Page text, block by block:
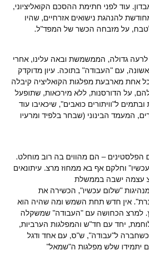
עוד לפני חתימת ההסכם הקואליציוני,
להנהגת נישואים אזרחיים, שהיו
על מזבחה הכשר של המפד"ל.
לרעה גדולה, הממשמשת ובאה עלינו, אחרי
עם "העבודה" בתוכה. עיון מדוקדק
אחת מארבעת מפלגות הקואליציה קיבלה
על הדורסנות, ללא מירכאות, שתופעל
ל"וויתורים כואבים", שיכאיבו עוד
המעמד הבינוני (שבחר בלפיד ומרעיו
– הם מהווים בה רוב מוחלט.
וחלקם אף בא ממחוז מרצ. עיתונאים
עצמה ישבה בממשלת
"שלום עכשיו", הכשירה את
אין חדש תחת השמש ומה שהיה הוא
למרצ הכחושה עם "העבודה" שמשקלה
יחד עם חד"ש והמפלגות הערביות,
ל"עבודה", ש"ס, עם אחד ודגל
יתמידו שלש מפלגות ה"שמאל"